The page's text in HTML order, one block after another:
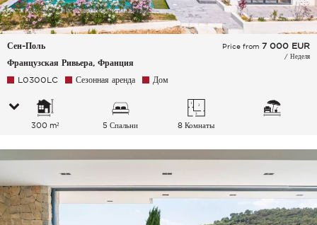
Сен-Поль
Французская Ривьера, Франция
Price from 7 000 EUR
/ Неделя
L0300LC Сезонная аренда Дом
300 m² 5 Спальни 8 Комнаты